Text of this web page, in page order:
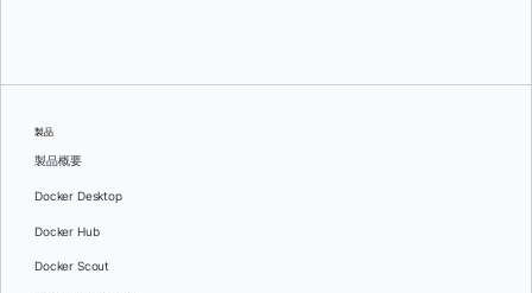
製品
製品概要
Docker Desktop
Docker Hub
Docker Scout